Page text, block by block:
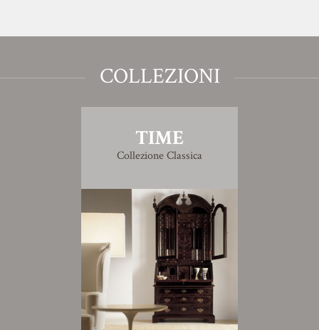
COLLEZIONI
TIME
Collezione Classica